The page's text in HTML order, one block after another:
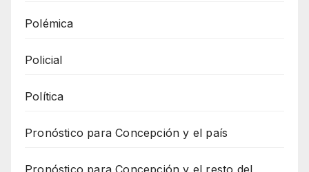
Polémica
Policial
Política
Pronóstico para Concepción y el país
Pronóstico para Concepción y el resto del